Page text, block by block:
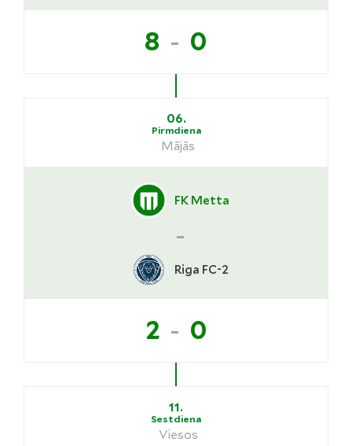
8 - 0
06.
Pirmdiena
Mājās
FK Metta
-
Riga FC-2
2 - 0
11.
Sestdiena
Viesos